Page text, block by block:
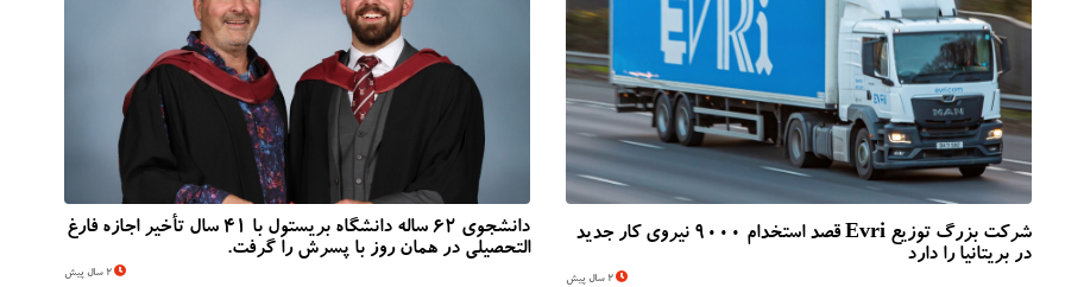
دانشجوی 62 ساله دانشگاه بریستول با 41 سال تأخیر اجازه فارغ
التحصیلی در همان روز با پسرش را گرفت.
2 سال پیش
شرکت بزرگ توزیع Evri قصد استخدام ۹۰۰۰ نیروی کار جدید
در بریتانیا را دارد
2 سال پیش